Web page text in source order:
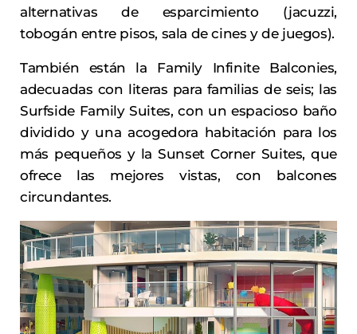
alternativas de esparcimiento (jacuzzi,
tobogán entre pisos, sala de cines y de juegos).
También están la Family Infinite Balconies,
adecuadas con literas para familias de seis; las
Surfside Family Suites, con un espacioso baño
dividido y una acogedora habitación para los
más pequeños y la Sunset Corner Suites, que
ofrece las mejores vistas, con balcones
circundantes.